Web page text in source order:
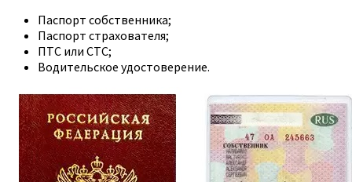
Паспорт собственника;
Паспорт страхователя;
ПТС или СТС;
Водительское удостоверение.